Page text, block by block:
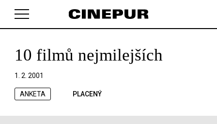
V košíku zatím nemáte žádné položky.
10 filmů nejmilejších
1. 2. 2001
ANKETA PLACENÝ